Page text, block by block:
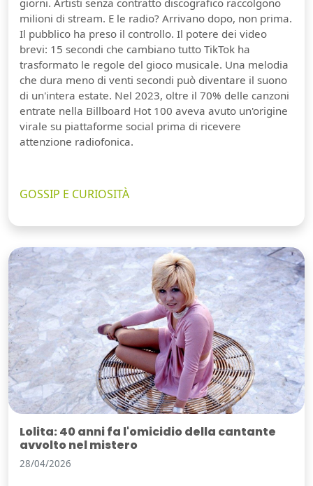
milioni di stream. E le radio? Arrivano dopo, non prima.
Il pubblico ha preso il controllo. Il potere dei video
brevi: 15 secondi che cambiano tutto TikTok ha
trasformato le regole del gioco musicale. Una melodia
che dura meno di venti secondi può diventare il suono
di un'intera estate. Nel 2023, oltre il 70% delle canzoni
entrate nella Billboard Hot 100 aveva avuto un'origine
virale su piattaforme social prima di ricevere
attenzione radiofonica.
GOSSIP E CURIOSITÀ
Lolita: 40 anni fa l'omicidio della cantante
avvolto nel mistero
28/04/2026